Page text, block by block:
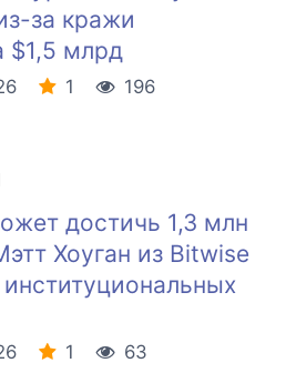
за кражи
$1,5 млрд
1
196
достичь 1,3 млн
Хоуган из Bitwise
1
63